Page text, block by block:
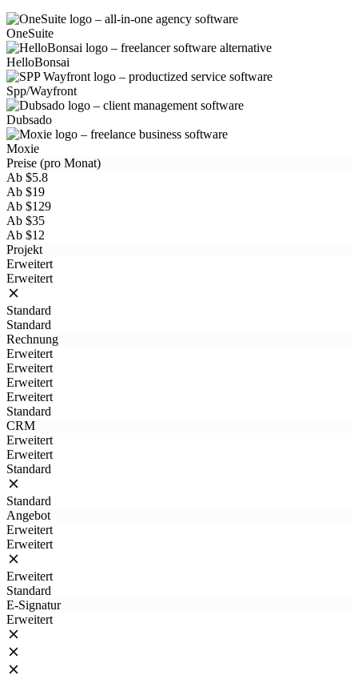
OneSuite
HelloBonsai
Spp/Wayfront
Dubsado
Moxie
Preise (pro Monat)
Ab $5.8
Ab $19
Ab $129
Ab $35
Ab $12
Projekt
Erweitert
Erweitert
Standard
Standard
Rechnung
Erweitert
Erweitert
Erweitert
Erweitert
Standard
CRM
Erweitert
Erweitert
Standard
Standard
Angebot
Erweitert
Erweitert
Erweitert
Standard
E-Signatur
Erweitert